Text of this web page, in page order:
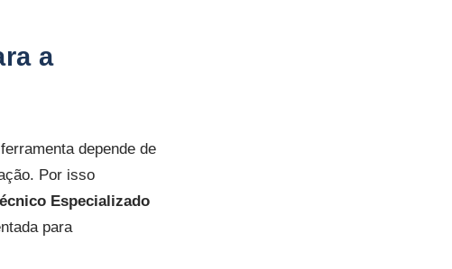
a
depende de
Por isso
Especializado
para